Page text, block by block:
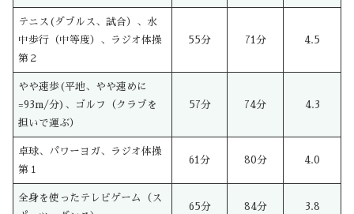
テニス(ダブルス、試合）、水
中歩行（中等度）、ラジオ体操
第２
55分 71分 4.5
やや速歩(平地、やや速めに
=93m/分)、ゴルフ（クラブを
担いで運ぶ）
57分 74分 4.3
卓球、パワーヨガ、ラジオ体操
第１
61分 80分 4.0
全身を使ったテレビゲーム（ス
65分 84分 3.8